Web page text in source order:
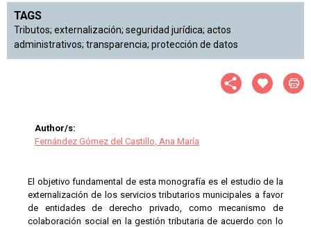
TAGS
Tributos; externalización; seguridad jurídica; actos
administrativos; transparencia; protección de datos
Author/s:
Fernández Gómez del Castillo, Ana María
El objetivo fundamental de esta monografía es el estudio de la
externalización de los servicios tributarios municipales a favor
de entidades de derecho privado, como mecanismo de
colaboración social en la gestión tributaria de acuerdo con lo